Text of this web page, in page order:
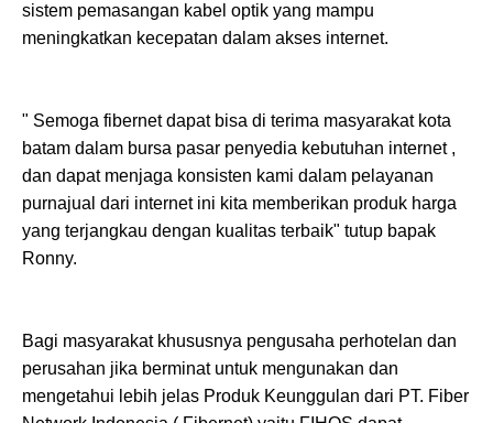
sistem pemasangan kabel optik yang mampu
meningkatkan kecepatan dalam akses internet.
" Semoga fibernet dapat bisa di terima masyarakat kota
batam dalam bursa pasar penyedia kebutuhan internet ,
dan dapat menjaga konsisten kami dalam pelayanan
purnajual dari internet ini kita memberikan produk harga
yang terjangkau dengan kualitas terbaik" tutup bapak
Ronny.
Bagi masyarakat khususnya pengusaha perhotelan dan
perusahan jika berminat untuk mengunakan dan
mengetahui lebih jelas Produk Keunggulan dari PT. Fiber